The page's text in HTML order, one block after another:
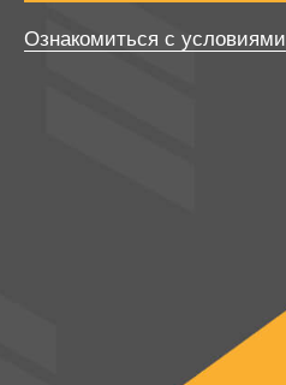
Ознакомиться с условиями